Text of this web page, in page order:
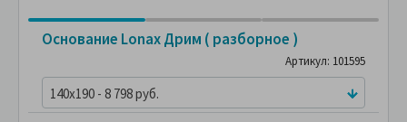
Основание Lonax Дрим ( разборное )
Артикул: 101595
140x190 - 8 798 руб.